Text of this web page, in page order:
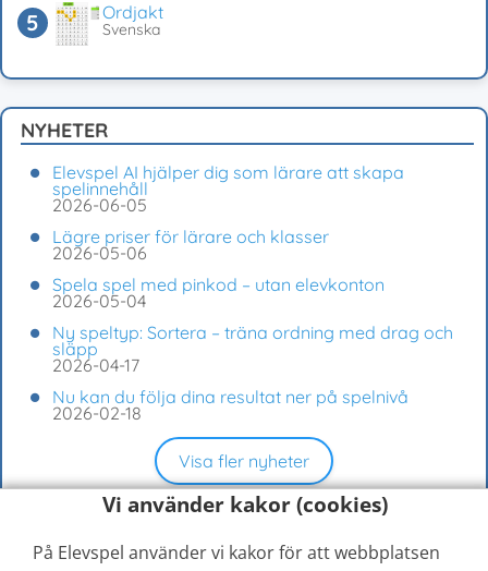
Ordjakt
Svenska
NYHETER
Elevspel AI hjälper dig som lärare att skapa
spelinnehåll
2026-06-05
Lägre priser för lärare och klasser
2026-05-06
Spela spel med pinkod – utan elevkonton
2026-05-04
Ny speltyp: Sortera – träna ordning med drag och
släpp
2026-04-17
Nu kan du följa dina resultat ner på spelnivå
2026-02-18
Visa fler nyheter
Vi använder kakor (cookies)
På Elevspel använder vi kakor för att webbplatsen